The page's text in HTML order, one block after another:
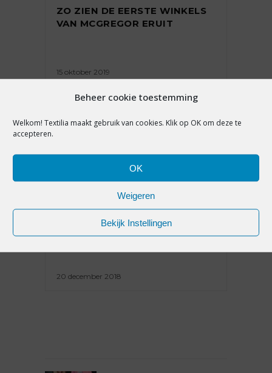
Beheer cookie toestemming
Welkom! Textilia maakt gebruik van cookies. Klik op OK om deze te
accepteren.
OK
Weigeren
Bekijk Instellingen
ZO ZIEN DE EERSTE WINKELS
VAN MCGREGOR ERUIT
15 oktober 2019
NIET OP DE TRADITIONELE
[INTERVIEW]
20 december 2018